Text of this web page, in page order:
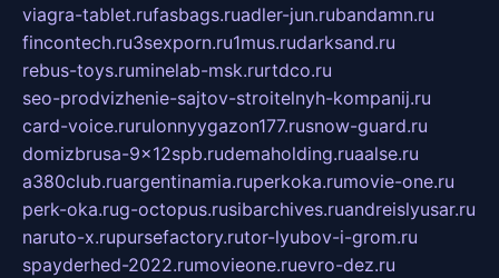
viagra-tablet.rufasbags.ruadler-jun.rubandamn.ru
fincontech.ru3sexporn.ru1mus.rudarksand.ru
rebus-toys.ruminelab-msk.rurtdco.ru
seo-prodvizhenie-sajtov-stroitelnyh-kompanij.ru
card-voice.rurulonnyygazon177.rusnow-guard.ru
domizbrusa-9x12spb.rudemaholding.ruaalse.ru
a380club.ruargentinamia.ruperkoka.rumovie-one.ru
perk-oka.rug-octopus.rusibarchives.ruandreislyusar.ru
naruto-x.rupursefactory.rutor-lyubov-i-grom.ru
spayderhed-2022.rumovieone.ruevro-dez.ru